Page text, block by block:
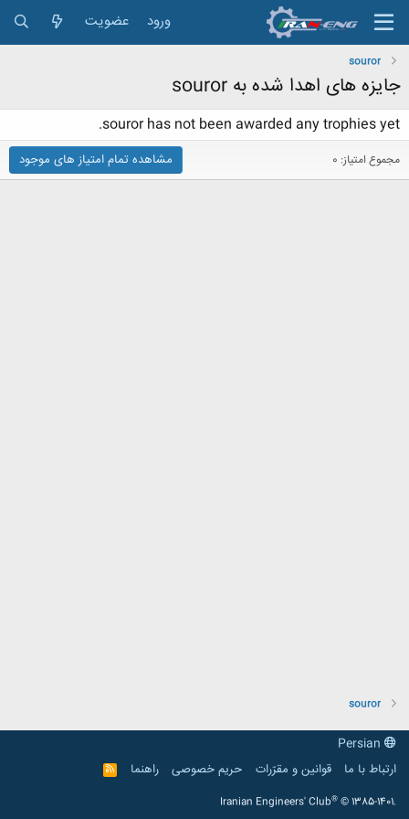
ورود عضویت
souror
جایزه های اهدا شده به souror
souror has not been awarded any trophies yet.
مجموع امتیاز: 0 مشاهده تمام امتیاز های موجود
souror
ارتباط با ما
قوانین و مقرّرات حریم خصوصی راهنما
R
S
Iranian Engineers' Club® © 1385-1401.